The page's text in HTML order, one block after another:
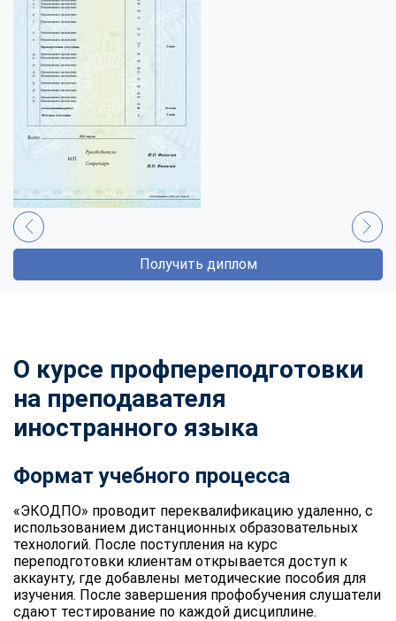
Получить диплом
О курсе профпереподготовки
на преподавателя
иностранного языка
Формат учебного процесса
«ЭКОДПО» проводит переквалификацию удаленно, с
использованием дистанционных образовательных
технологий. После поступления на курс
переподготовки клиентам открывается доступ к
аккаунту, где добавлены методические пособия для
изучения. После завершения профобучения слушатели
сдают тестирование по каждой дисциплине.